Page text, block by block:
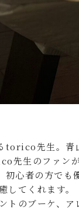
torico先生。青
先生のファン
心者の方でも
てくれます。
のブーケ、ア